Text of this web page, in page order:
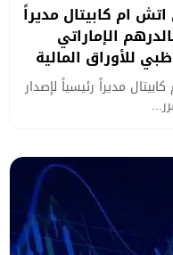
ام كابيتال مديراً
الإماراتي
للأوراق المالية
مديراً رئيسياً لإصدار